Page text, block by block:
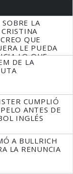
LA
QUE
LE PUEDA
LO QUE
DE LA
CUMPLIÓ
ANTES DE
INGLÉS
A BULLRICH
LA RENUNCIA